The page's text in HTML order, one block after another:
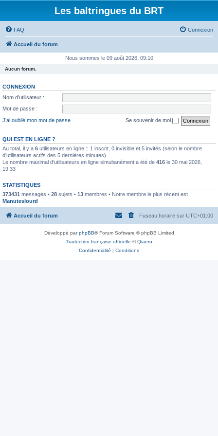
Les baltringues du BRT
FAQ Connexion
Accueil du forum
Nous sommes le 09 août 2026, 09:10
Aucun forum.
CONNEXION
Nom d’utilisateur :
Mot de passe :
J’ai oublié mon mot de passe
Se souvenir de moi
QUI EST EN LIGNE ?
Au total, il y a 6 utilisateurs en ligne :: 1 inscrit, 0 invisible et 5 invités (selon le nombre
d’utilisateurs actifs des 5 dernières minutes)
Le nombre maximal d’utilisateurs en ligne simultanément a été de 416 le 30 mai 2026,
19:33
STATISTIQUES
373431 messages • 28 sujets • 13 membres • Notre membre le plus récent est
Manuteslourd
Accueil du forum Fuseau horaire sur UTC+01:00
Développé parphpBB® Forum Software © phpBB Limited
Traduction française officielle ©Qiaeru
Confidentialité | Conditions